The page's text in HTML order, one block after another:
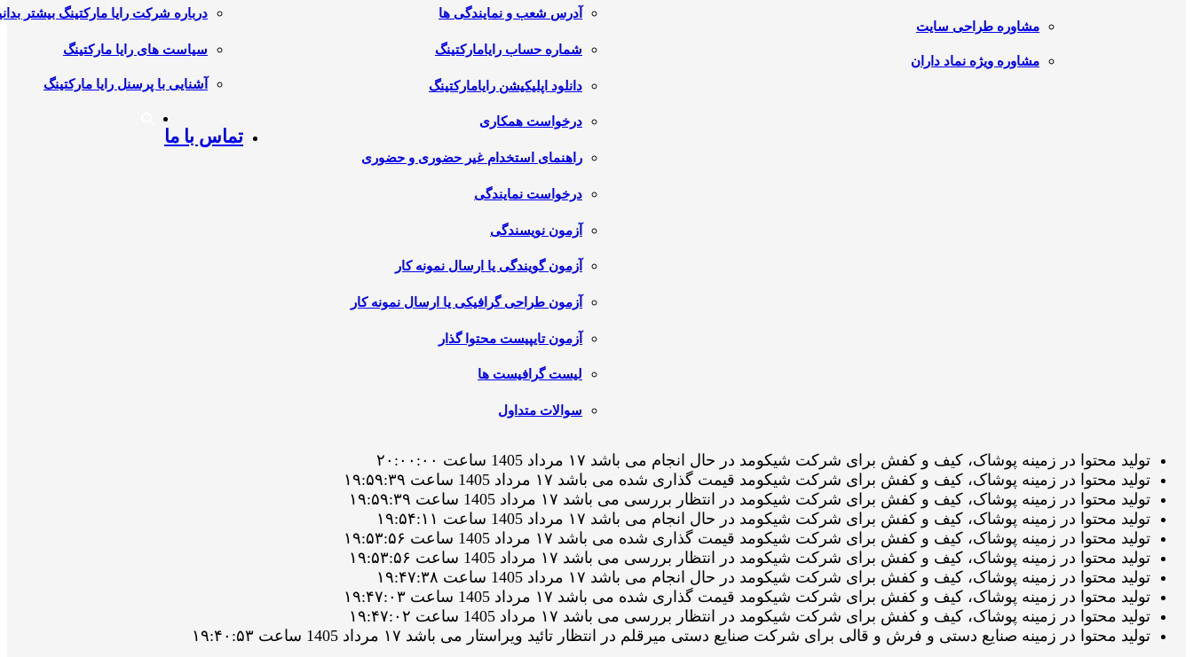
مشاوره طراحی سایت
مشاوره ویژه نماد داران
آدرس شعب و نمایندگی ها
شماره حساب رایامارکتینگ
دانلود اپلیکیشن رایامارکتینگ
درخواست همکاری
راهنمای استخدام غیر حضوری و حضوری
درخواست نمایندگی
آزمون نویسندگی
آزمون گویندگی یا ارسال نمونه کار
آزمون طراحی گرافیکی یا ارسال نمونه کار
آزمون تایپیست محتوا گذار
لیست گرافیست ها
سوالات متداول
درباره شرکت رایا مارکتینگ بیشتر
سیاست های رایا مارکتینگ
آشنایی با پرسنل رایا مارکتینگ
تماس با ما
تولید محتوا در زمینه پوشاک، کیف و کفش برای شرکت شیکومد در حال انجام می باشد ۱۷ مرداد 1405 ساعت ۲۰:۰۰:۰۰
تولید محتوا در زمینه پوشاک، کیف و کفش برای شرکت شیکومد قیمت گذاری شده می باشد ۱۷ مرداد 1405 ساعت ۱۹:۵۹:۳۹
تولید محتوا در زمینه پوشاک، کیف و کفش برای شرکت شیکومد در انتظار بررسی می باشد ۱۷ مرداد 1405 ساعت ۱۹:۵۹:۳۹
تولید محتوا در زمینه پوشاک، کیف و کفش برای شرکت شیکومد در حال انجام می باشد ۱۷ مرداد 1405 ساعت ۱۹:۵۴:۱۱
تولید محتوا در زمینه پوشاک، کیف و کفش برای شرکت شیکومد قیمت گذاری شده می باشد ۱۷ مرداد 1405 ساعت ۱۹:۵۳:۵۶
تولید محتوا در زمینه پوشاک، کیف و کفش برای شرکت شیکومد در انتظار بررسی می باشد ۱۷ مرداد 1405 ساعت ۱۹:۵۳:۵۶
تولید محتوا در زمینه پوشاک، کیف و کفش برای شرکت شیکومد در حال انجام می باشد ۱۷ مرداد 1405 ساعت ۱۹:۴۷:۳۸
تولید محتوا در زمینه پوشاک، کیف و کفش برای شرکت شیکومد قیمت گذاری شده می باشد ۱۷ مرداد 1405 ساعت ۱۹:۴۷:۰۳
تولید محتوا در زمینه پوشاک، کیف و کفش برای شرکت شیکومد در انتظار بررسی می باشد ۱۷ مرداد 1405 ساعت ۱۹:۴۷:۰۲
تولید محتوا در زمینه صنایع دستی و فرش و قالی برای شرکت صنایع دستی میرقلم در انتظار تائید ویراستار می باشد ۱۷ مرداد 1405 ساعت ۱۹:۴۰:۵۳